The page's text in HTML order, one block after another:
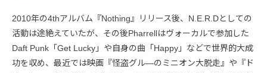
2010年の4thアルバム『Nothing』リリース後、N.E.R.Dとしての
活動は途絶えていたが、その後Pharrellはヴォーカルで参加した
Daft Punk「Get Lucky」や自身の曲「Happy」などで世界的大成
功を収め、最近では映画『怪盗グル―のミニオン大脱走』や『ド